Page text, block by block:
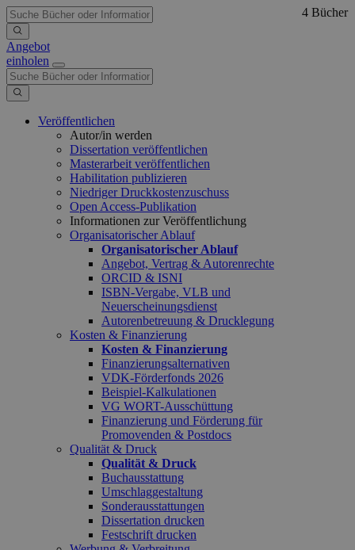
Angebot
einholen
Veröffentlichen
Autor/in werden
Dissertation veröffentlichen
Masterarbeit veröffentlichen
Habilitation publizieren
Niedriger Druckkostenzuschuss
Open Access-Publikation
Informationen zur Veröffentlichung
Organisatorischer Ablauf
Organisatorischer Ablauf
Angebot, Vertrag & Autorenrechte
ORCID & ISNI
ISBN-Vergabe, VLB und
Neuerscheinungsdienst
Autorenbetreuung & Drucklegung
Kosten & Finanzierung
Kosten & Finanzierung
Finanzierungsalternativen
VDK-Förderfonds 2026
Beispiel-Kalkulationen
VG WORT-Ausschüttung
Finanzierung und Förderung für
Promovenden & Postdocs
Qualität & Druck
Qualität & Druck
Buchausstattung
Umschlaggestaltung
Sonderausstattungen
Dissertation drucken
Festschrift drucken
4 Bücher